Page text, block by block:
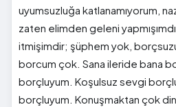
uyumsuzluğa katlanamıyorum,
zaten elimden geleni
itmişimdir; şüphem yok,
borcum çok. Sana ileride bana
borçluyum. Koşulsuz sevgi
borçluyum. Konuşmaktan çok